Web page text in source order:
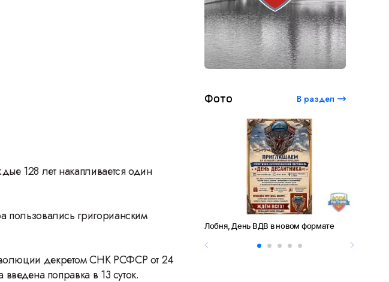
128 лет накапливается один
пользовались григорианским
декретом СНК РСФСР от 24
поправка в 13 суток.
Фото В раздел
Лобня, День ВДВ в новом формате